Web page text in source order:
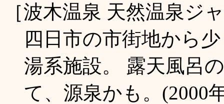
［波木温泉 天然温泉ジ
四日市の市街地から
湯系施設。 露天風呂
て、源泉かも。(2000